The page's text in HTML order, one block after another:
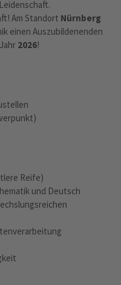
Am Standort Nürnberg
einen Auszubildenenden
2026!
Reife)
und Deutsch